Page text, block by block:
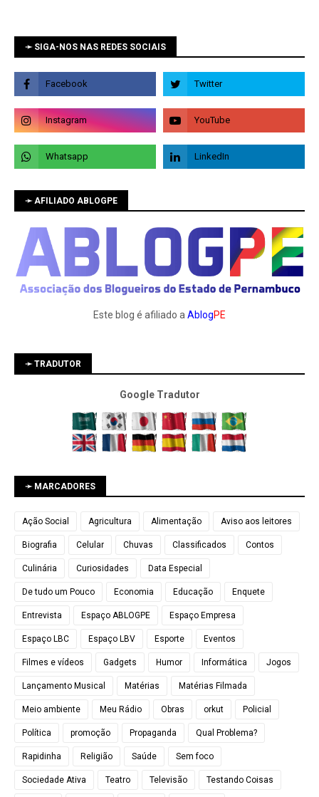
➛ SIGA-NOS NAS REDES SOCIAIS
➛ AFILIADO ABLOGPE
Este blog é afiliado a AblogPE
➛ TRADUTOR
Google Tradutor
➛ MARCADORES
Ação Social Agricultura Alimentação Aviso aos leitores
Biografia Celular Chuvas Classificados Contos
Culinária Curiosidades Data Especial
De tudo um Pouco Economia Educação Enquete
Entrevista Espaço ABLOGPE Espaço Empresa
Espaço LBC Espaço LBV Esporte Eventos
Filmes e vídeos Gadgets Humor Informática Jogos
Lançamento Musical Matérias Matérias Filmada
Meio ambiente Meu Rádio Obras orkut Policial
Política promoção Propaganda Qual Problema?
Rapidinha Religião Saúde Sem foco
Sociedade Ativa Teatro Televisão Testando Coisas